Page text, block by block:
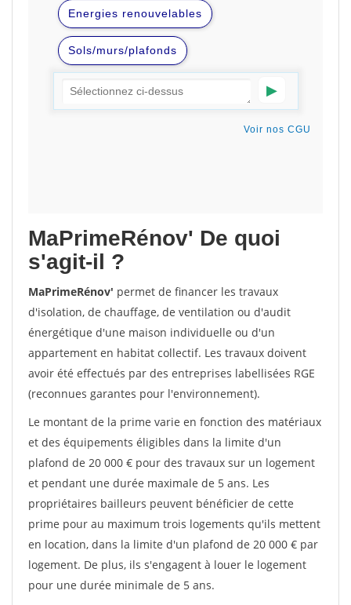
MaPrimeRénov' De quoi
s'agit-il ?
MaPrimeRénov' permet de financer les travaux
d'isolation, de chauffage, de ventilation ou d'audit
énergétique d'une maison individuelle ou d'un
appartement en habitat collectif. Les travaux doivent
avoir été effectués par des entreprises labellisées RGE
(reconnues garantes pour l'environnement).
Le montant de la prime varie en fonction des matériaux
et des équipements éligibles dans la limite d'un
plafond de 20 000 € pour des travaux sur un logement
et pendant une durée maximale de 5 ans. Les
propriétaires bailleurs peuvent bénéficier de cette
prime pour au maximum trois logements qu'ils mettent
en location, dans la limite d'un plafond de 20 000 € par
logement. De plus, ils s'engagent à louer le logement
pour une durée minimale de 5 ans.